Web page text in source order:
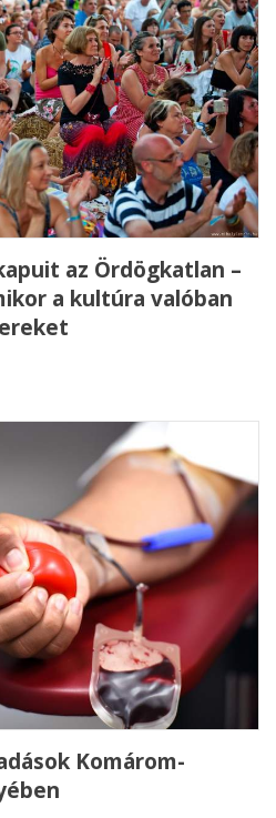
az Ördögkatlan –
a kultúra valóban
Komárom-